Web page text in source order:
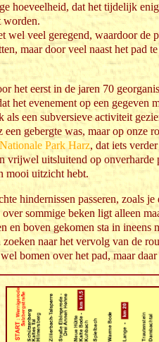
hoeveelheid, dat het tijdelijk
worden.
wel veel geregend, waardoor de
maar door veel naast het pad
het eerst in de jaren 70
het evenement op een
een subversieve activiteit
gebergte was, maar op onze
Nationale Park Harz, dat iets
vrijwel uitsluitend op onverharde
mooi uitzicht hebt.
hindernissen passeren, zoals
over sommige beken ligt alleen
en boven gekomen sta in ineens
naar het vervolg van de
bomen over het pad, maar